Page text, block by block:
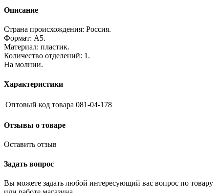
Описание
Страна происхождения: Россия.
Формат: А5.
Материал: пластик.
Количество отделений: 1.
На молнии.
Характеристики
Оптовый код товара 081-04-178
Отзывы о товаре
Оставить отзыв
Задать вопрос
Вы можете задать любой интересующий вас вопрос по товару